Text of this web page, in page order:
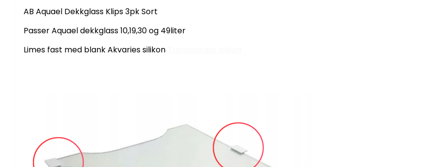
AB Aquael Dekkglass Klips 3pk Sort
Passer Aquael dekkglass 10,19,30 og 49liter
Limes fast med blank Akvaries silikon